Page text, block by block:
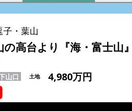
子・葉山
の高台より『海・富士山
山口 土地 4,980万円